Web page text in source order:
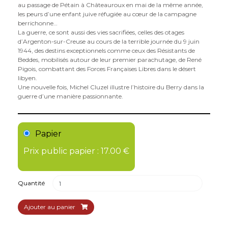
au passage de Pétain à Châteauroux en mai de la même année,
les peurs d’une enfant juive réfugiée au cœur de la campagne
berrichonne…
La guerre, ce sont aussi des vies sacrifiées, celles des otages
d’Argenton-sur-Creuse au cours de la terrible journée du 9 juin
1944, des destins exceptionnels comme ceux des Résistants de
Beddes, mobilisés autour de leur premier parachutage, de René
Pigois, combattant des Forces Françaises Libres dans le désert
libyen.
Une nouvelle fois, Michel Cluzel illustre l’histoire du Berry dans la
guerre d’une manière passionnante.
Papier
Prix public papier : 17.00 €
Quantité
Ajouter au panier